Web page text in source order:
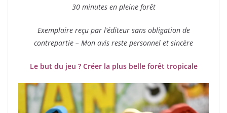
30 minutes en pleine forêt
Exemplaire reçu par l’éditeur sans obligation de
contrepartie – Mon avis reste personnel et sincère
Le but du jeu ? Créer la plus belle forêt tropicale